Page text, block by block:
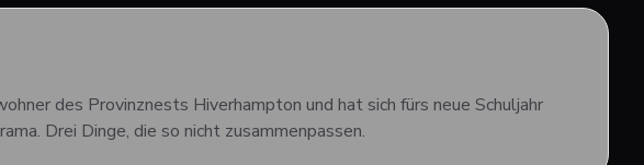
des Provinznests Hiverhampton und hat sich fürs neue Schuljahr
Drei Dinge, die so nicht zusammenpassen.